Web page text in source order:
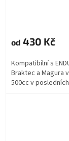
od 430 Kč
Kompatibilní s
Braktec a Magura
500cc v